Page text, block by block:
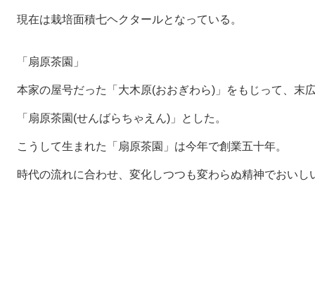
現在は栽培面積七ヘクタールとなっている。
「扇原茶園」
本家の屋号だった「大木原(おおぎわら)」をもじって、末
「扇原茶園(せんばらちゃえん)」とした。
こうして生まれた「扇原茶園」は今年で創業五十年。
時代の流れに合わせ、変化しつつも変わらぬ精神でおい